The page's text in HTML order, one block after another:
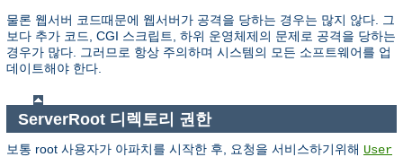
물론 웹서버 코드때문에 웹서버가 공격을 당하는 경우는 많지 않다. 그
보다 추가 코드, CGI 스크립트, 하위 운영체제의 문제로 공격을 당하는
경우가 많다. 그러므로 항상 주의하며 시스템의 모든 소프트웨어를 업
데이트해야 한다.
ServerRoot 디렉토리 권한
보통 root 사용자가 아파치를 시작한 후, 요청을 서비스하기위해 User